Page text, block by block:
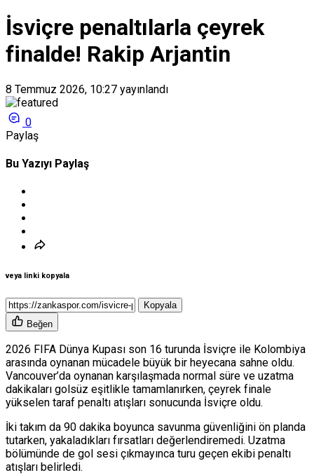
İsviçre penaltılarla çeyrek
finalde! Rakip Arjantin
8 Temmuz 2026, 10:27 yayınlandı
0
Paylaş
Bu Yazıyı Paylaş
veya linki kopyala
Kopyala
Beğen
2026 FIFA Dünya Kupası son 16 turunda İsviçre ile Kolombiya
arasında oynanan mücadele büyük bir heyecana sahne oldu.
Vancouver’da oynanan karşılaşmada normal süre ve uzatma
dakikaları golsüz eşitlikle tamamlanırken, çeyrek finale
yükselen taraf penaltı atışları sonucunda İsviçre oldu.
İki takım da 90 dakika boyunca savunma güvenliğini ön planda
tutarken, yakaladıkları fırsatları değerlendiremedi. Uzatma
bölümünde de gol sesi çıkmayınca turu geçen ekibi penaltı
atışları belirledi.